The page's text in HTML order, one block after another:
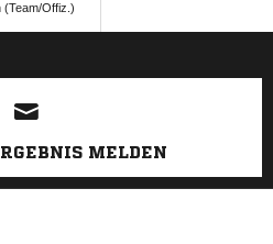
(Team/Offiz.)
ANZEIGE
MELDEN